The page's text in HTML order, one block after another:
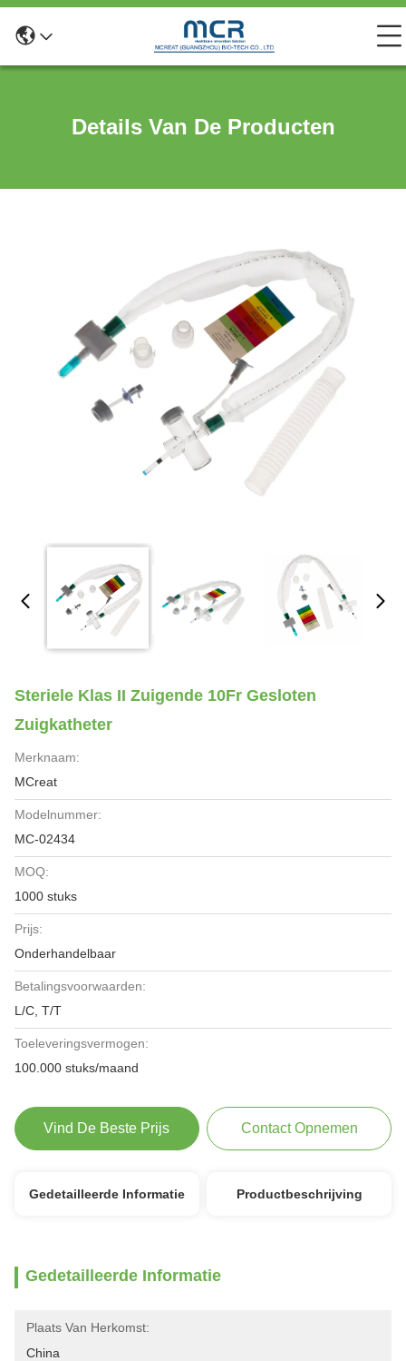
Details Van De Producten
Steriele Klas II Zuigende 10Fr Gesloten
Zuigkatheter
Merknaam:
MCreat
Modelnummer:
MC-02434
MOQ:
1000 stuks
Prijs:
Onderhandelbaar
Betalingsvoorwaarden:
L/C, T/T
Toeleveringsvermogen:
100.000 stuks/maand
Vind De Beste Prijs Contact Opnemen
Gedetailleerde Informatie Productbeschrijving
Gedetailleerde Informatie
Plaats Van Herkomst:
China